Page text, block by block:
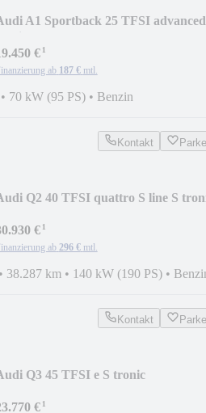
A1 Sportback 25 TFSI
€¹
ab 187 € mtl.
• 70 kW (95 PS) • Benzin
Kontakt
Q2 40 TFSI quattro S line S
€¹
ab 296 € mtl.
• 38.287 km • 140 kW (190 PS) •
Kontakt
Q3 45 TFSI e S tronic
€¹